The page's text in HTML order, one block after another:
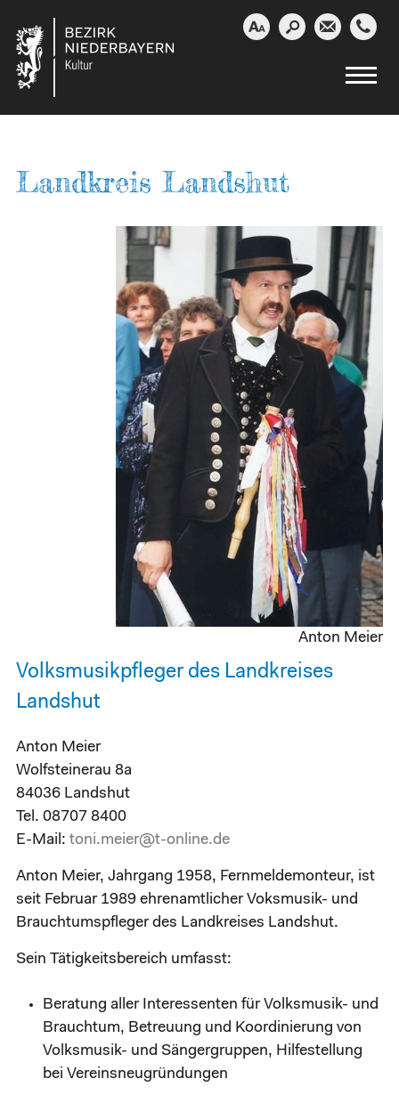
   
Landkreis Landshut
Anton Meier
Volksmusikpfleger des Landkreises
Landshut
Anton Meier
Wolfsteinerau 8a
84036 Landshut
Tel. 08707 8400
E-Mail: toni.meier@t-online.de
Anton Meier, Jahrgang 1958, Fernmeldemonteur, ist
seit Februar 1989 ehrenamtlicher Voksmusik- und
Brauchtumspfleger des Landkreises Landshut.
Sein Tätigkeitsbereich umfasst:
Beratung aller Interessenten für Volksmusik- und
Brauchtum, Betreuung und Koordinierung von
Volksmusik- und Sängergruppen, Hilfestellung
bei Vereinsneugründungen